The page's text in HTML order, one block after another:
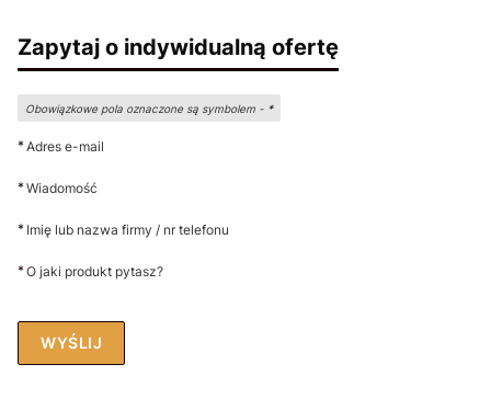
Zapytaj o indywidualną ofertę
Obowiązkowe pola oznaczone są symbolem - *
*Adres e-mail
*Wiadomość
* Imię lub nazwa firmy / nr telefonu
*O jaki produkt pytasz?
WYŚLIJ